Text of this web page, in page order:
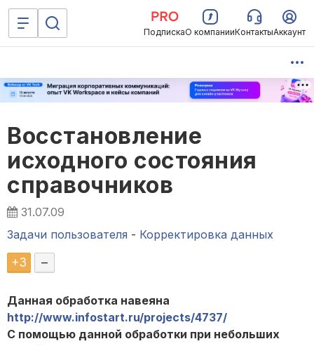
ПодпискаО компанииКонтактыАккаунт
Восстановление
исходного состояния
справочников
31.07.09
Задачи пользователя - Корректировка данных
+3 –
Данная обработка навеяна
http://www.infostart.ru/projects/4737/
С помощью данной обработки при небольших